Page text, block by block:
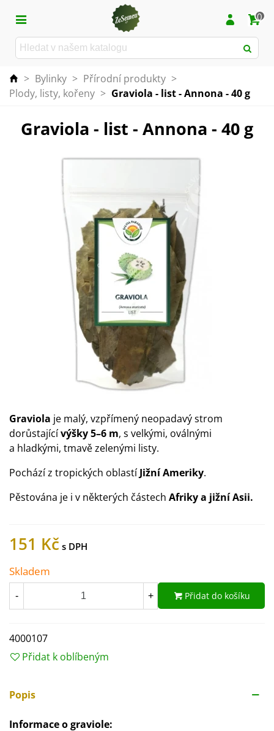
0
> Bylinky > Přírodní produkty >
Plody, listy, kořeny > Graviola - list - Annona - 40 g
Graviola - list - Annona - 40 g
Graviola je malý, vzpřímený neopadavý strom
dorůstajícívýšky 5–6 m, s velkými, oválnými
a hladkými, tmavě zelenými listy.
Pochází z tropických oblastíJižní Ameriky.
Pěstována je i v některých částech Afriky a jižní Asii.
151 Kč
Skladem
- + Přidat do košíku
4000107
Přidat k oblíbeným
Popis
Informace o graviole: